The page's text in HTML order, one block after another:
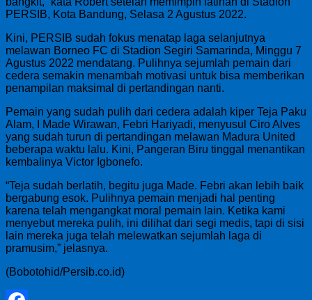
PERSIB, Kota Bandung, Selasa 2 Agustus 2022.
Kini, PERSIB sudah fokus menatap laga selanjutnya
melawan Borneo FC di Stadion Segiri Samarinda, Minggu 7
Agustus 2022 mendatang. Pulihnya sejumlah pemain dari
cedera semakin menambah motivasi untuk bisa memberikan
penampilan maksimal di pertandingan nanti.
Pemain yang sudah pulih dari cedera adalah kiper Teja Paku
Alam, I Made Wirawan, Febri Hariyadi, menyusul Ciro Alves
yang sudah turun di pertandingan melawan Madura United
beberapa waktu lalu. Kini, Pangeran Biru tinggal menantikan
kembalinya Victor Igbonefo.
“Teja sudah berlatih, begitu juga Made. Febri akan lebih baik
bergabung esok. Pulihnya pemain menjadi hal penting
karena telah mengangkat moral pemain lain. Ketika kami
menyebut mereka pulih, ini dilihat dari segi medis, tapi di sisi
lain mereka juga telah melewatkan sejumlah laga di
pramusim,” jelasnya.
(Bobotohid/Persib.co.id)